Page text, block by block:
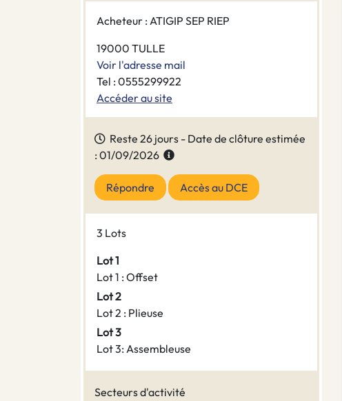
Acheteur : ATIGIP SEP RIEP
19000 TULLE
Voir l'adresse mail
Tel : 0555299922
Accéder au site
Reste 26 jours - Date de clôture estimée
: 01/09/2026
Répondre Accès au DCE
3 Lots
Lot 1
Lot 1 : Offset
Lot 2
Lot 2 : Plieuse
Lot 3
Lot 3: Assembleuse
Secteurs d'activité